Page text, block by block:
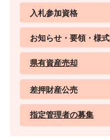
入札参加資格
お知らせ・要領・様式
県有資産売却
差押財産公売
指定管理者の募集